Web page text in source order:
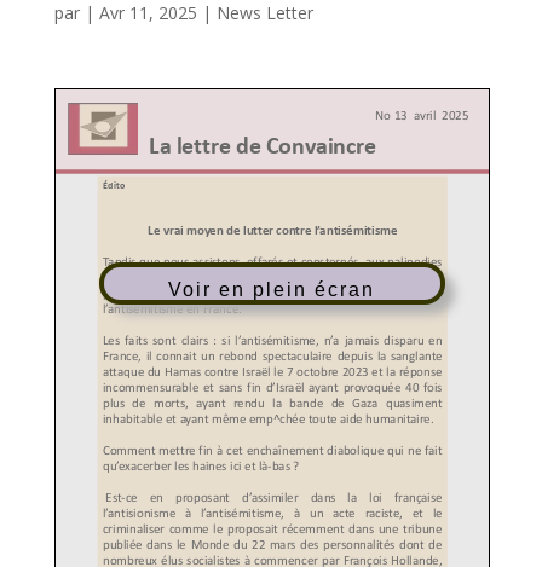
par | Avr 11, 2025 | News Letter
Voir en plein écran